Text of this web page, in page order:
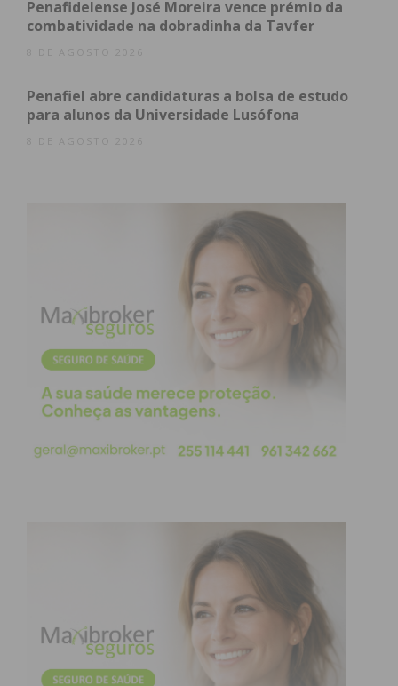
atualizada.
Penafidelense José Moreira vence prémio da
combatividade na dobradinha da Tavfer
8 DE AGOSTO 2026
Penafiel abre candidaturas a bolsa de estudo
para alunos da Universidade Lusófona
8 DE AGOSTO 2026